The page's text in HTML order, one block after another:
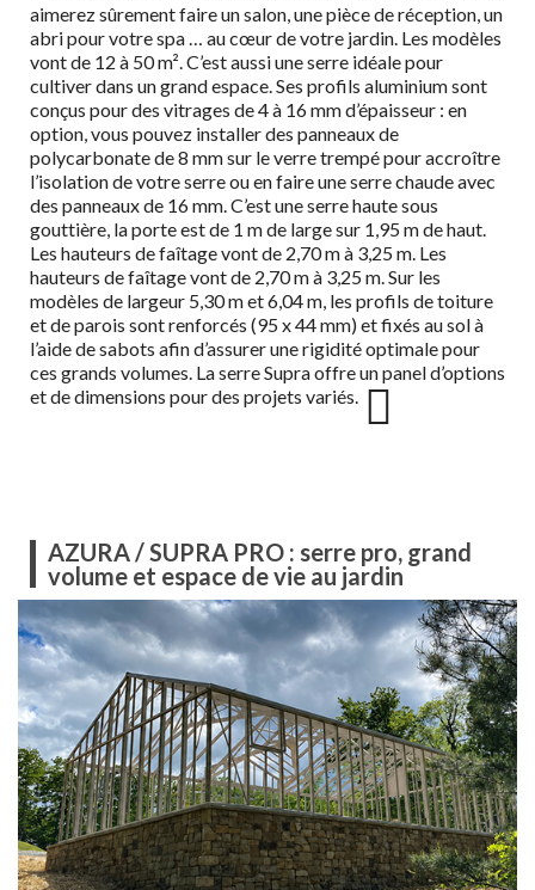
aimerez sûrement faire un salon, une pièce de réception, un
abri pour votre spa … au cœur de votre jardin. Les modèles
vont de 12 à 50 m². C’est aussi une serre idéale pour
cultiver dans un grand espace. Ses profils aluminium sont
conçus pour des vitrages de 4 à 16 mm d’épaisseur : en
option, vous pouvez installer des panneaux de
polycarbonate de 8 mm sur le verre trempé pour accroître
l’isolation de votre serre ou en faire une serre chaude avec
des panneaux de 16 mm. C’est une serre haute sous
gouttière, la porte est de 1 m de large sur 1,95 m de haut.
Les hauteurs de faîtage vont de 2,70 m à 3,25 m. Les
hauteurs de faîtage vont de 2,70 m à 3,25 m. Sur les
modèles de largeur 5,30 m et 6,04 m, les profils de toiture
et de parois sont renforcés (95 x 44 mm) et fixés au sol à
l’aide de sabots afin d’assurer une rigidité optimale pour
ces grands volumes. La serre Supra offre un panel d’options
et de dimensions pour des projets variés.
AZURA / SUPRA PRO : serre pro, grand
volume et espace de vie au jardin